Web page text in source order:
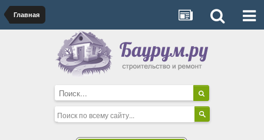
Главная